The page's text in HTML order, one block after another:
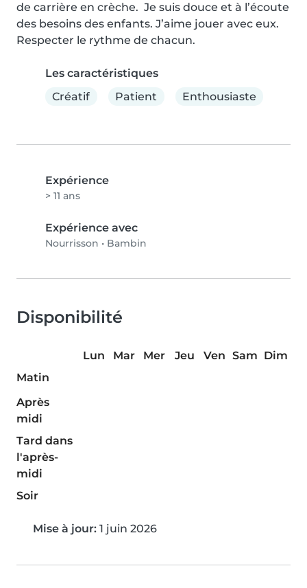
de carrière en crèche.  Je suis douce et à l’écoute
des besoins des enfants. J’aime jouer avec eux.
Respecter le rythme de chacun.
Les caractéristiques
Créatif
Patient Enthousiaste
Expérience
> 11 ans
Expérience avec
Nourrisson • Bambin
Disponibilité
Lun Mar Mer Jeu Ven Sam Dim
Matin
Après
midi
Tard dans
l'après-
midi
Soir
Mise à jour: 1 juin 2026